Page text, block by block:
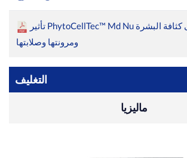
ومرونتها وصلابتها
التغليف
ماليزيا